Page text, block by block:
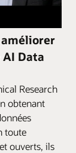
Data
Research
obtenant
toute
ouverts, ils